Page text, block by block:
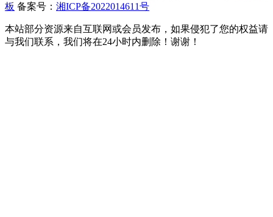
板 备案号： 湘ICP备2022014611号
本站部分资源来自互联网或会员发布，如果侵犯了您的权益请
与我们联系，我们将在24小时内删除！谢谢！